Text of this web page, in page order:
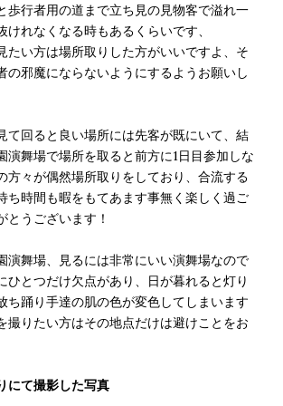
歩行者用の道まで立ち見の見物客で溢れ一
けれなくなる時もあるくらいです、
たい方は場所取りした方がいいですよ、そ
の邪魔にならないようにするようお願いし
て回ると良い場所には先客が既にいて、結
演舞場で場所を取ると前方に1日目参加しな
方々が偶然場所取りをしており、合流する
ち時間も暇をもてあます事無く楽しく過ご
とうございます！
演舞場、見るには非常にいい演舞場なので
ひとつだけ欠点があり、日が暮れると灯り
ち踊り手達の肌の色が変色してしまいます
撮りたい方はその地点だけは避けことをお
にて撮影した写真